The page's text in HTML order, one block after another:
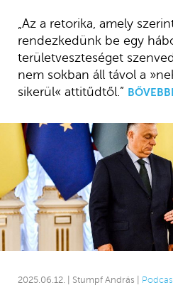
„Az a retorika, amely
rendezkedünk be egy
területveszteséget
nem sokban áll távol a
sikerül« attitűdtől.”
2025.06.12. | Stumpf András |